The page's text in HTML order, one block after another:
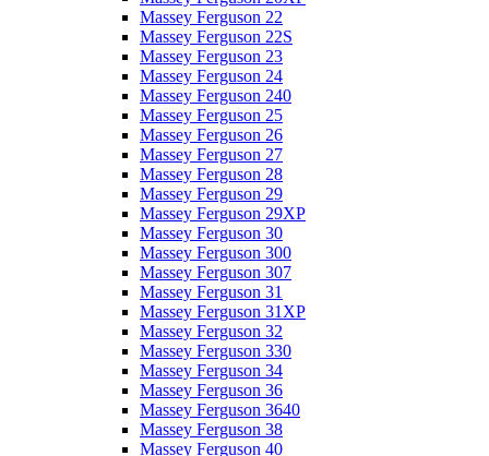
Massey Ferguson 22
Massey Ferguson 22S
Massey Ferguson 23
Massey Ferguson 24
Massey Ferguson 240
Massey Ferguson 25
Massey Ferguson 26
Massey Ferguson 27
Massey Ferguson 28
Massey Ferguson 29
Massey Ferguson 29XP
Massey Ferguson 30
Massey Ferguson 300
Massey Ferguson 307
Massey Ferguson 31
Massey Ferguson 31XP
Massey Ferguson 32
Massey Ferguson 330
Massey Ferguson 34
Massey Ferguson 36
Massey Ferguson 3640
Massey Ferguson 38
Massey Ferguson 40